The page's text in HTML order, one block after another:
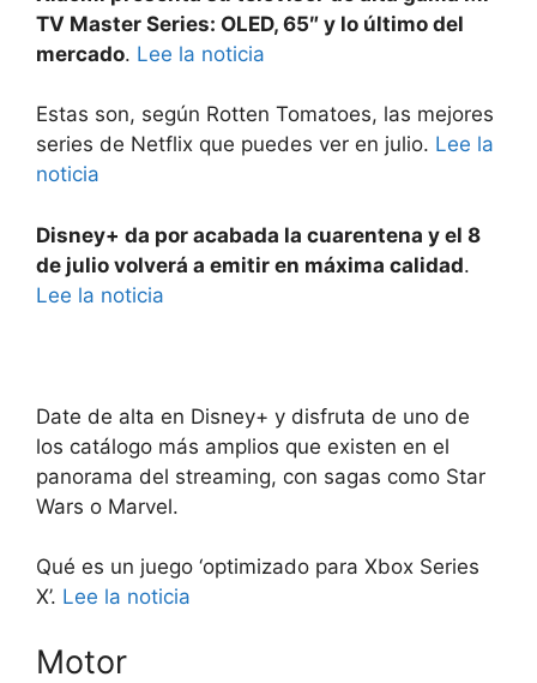
TV Master Series: OLED, 65″ y lo último del
mercado. Lee la noticia
Estas son, según Rotten Tomatoes, las mejores
series de Netflix que puedes ver en julio. Lee la
noticia
Disney+ da por acabada la cuarentena y el 8
de julio volverá a emitir en máxima calidad.
Lee la noticia
Date de alta en Disney+ y disfruta de uno de
los catálogo más amplios que existen en el
panorama del streaming, con sagas como Star
Wars o Marvel.
Qué es un juego ‘optimizado para Xbox Series
X’. Lee la noticia
Motor